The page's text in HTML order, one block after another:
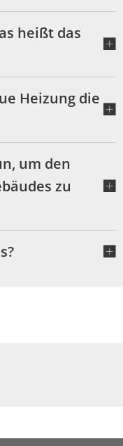
heißt das
Heizung die
um den
zu